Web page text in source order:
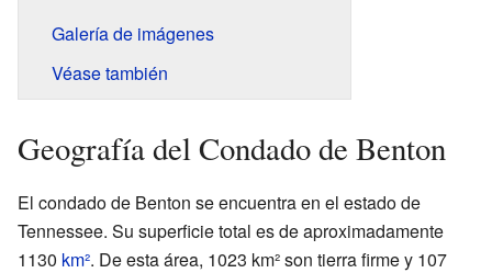
Galería de imágenes
Véase también
Geografía del Condado de Benton
El condado de Benton se encuentra en el estado de
Tennessee. Su superficie total es de aproximadamente
1130 km². De esta área, 1023 km² son tierra firme y 107